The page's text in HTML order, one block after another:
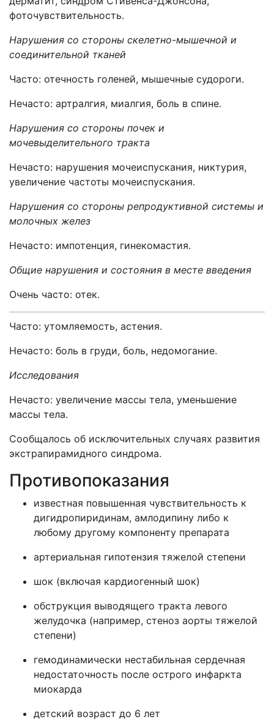
фоточувствительность.
Нарушения со стороны скелетно-мышечной и
соединительной тканей
Часто: отечность голеней, мышечные судороги.
Нечасто: артралгия, миалгия, боль в спине.
Нарушения со стороны почек и
мочевыделительного тракта
Нечасто: нарушения мочеиспускания, никтурия,
увеличение частоты мочеиспускания.
Нарушения со стороны репродуктивной системы и
молочных желез
Нечасто: импотенция, гинекомастия.
Общие нарушения и состояния в месте введения
Очень часто: отек.
Часто: утомляемость, астения.
Нечасто: боль в груди, боль, недомогание.
Исследования
Нечасто: увеличение массы тела, уменьшение
массы тела.
Сообщалось об исключительных случаях развития
экстрапирамидного синдрома.
Противопоказания
известная повышенная чувствительность к
дигидропиридинам, амлодипину либо к
любому другому компоненту препарата
артериальная гипотензия тяжелой степени
шок (включая кардиогенный шок)
обструкция выводящего тракта левого
желудочка (например, стеноз аорты тяжелой
степени)
гемодинамически нестабильная сердечная
недостаточность после острого инфаркта
миокарда
детский возраст до 6 лет